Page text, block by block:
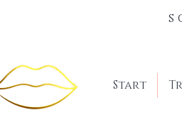
Start